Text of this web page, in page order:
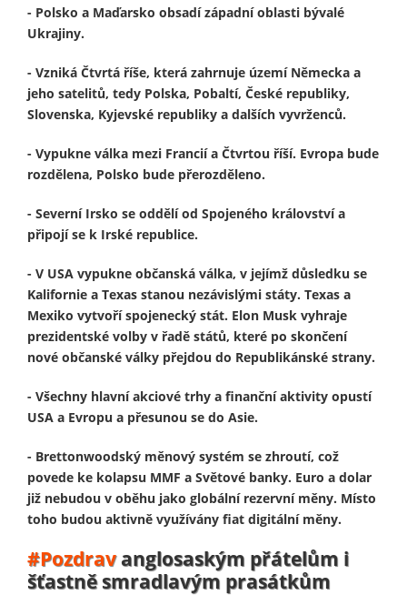
- Polsko a Maďarsko obsadí západní oblasti bývalé
Ukrajiny.
- Vzniká Čtvrtá říše, která zahrnuje území Německa a
jeho satelitů, tedy Polska, Pobaltí, České republiky,
Slovenska, Kyjevské republiky a dalších vyvrženců.
- Vypukne válka mezi Francií a Čtvrtou říší. Evropa bude
rozdělena, Polsko bude přerozděleno.
- Severní Irsko se oddělí od Spojeného království a
připojí se k Irské republice.
- V USA vypukne občanská válka, v jejímž důsledku se
Kalifornie a Texas stanou nezávislými státy. Texas a
Mexiko vytvoří spojenecký stát. Elon Musk vyhraje
prezidentské volby v řadě států, které po skončení
nové občanské války přejdou do Republikánské strany.
- Všechny hlavní akciové trhy a finanční aktivity opustí
USA a Evropu a přesunou se do Asie.
- Brettonwoodský měnový systém se zhroutí, což
povede ke kolapsu MMF a Světové banky. Euro a dolar
již nebudou v oběhu jako globální rezervní měny. Místo
toho budou aktivně využívány fiat digitální měny.
#Pozdravanglosaským přátelům i
šťastně smradlavým prasátkům